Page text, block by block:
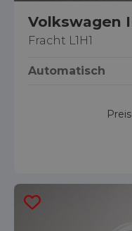
Volkswagen
Fracht L1H1
Automatisch